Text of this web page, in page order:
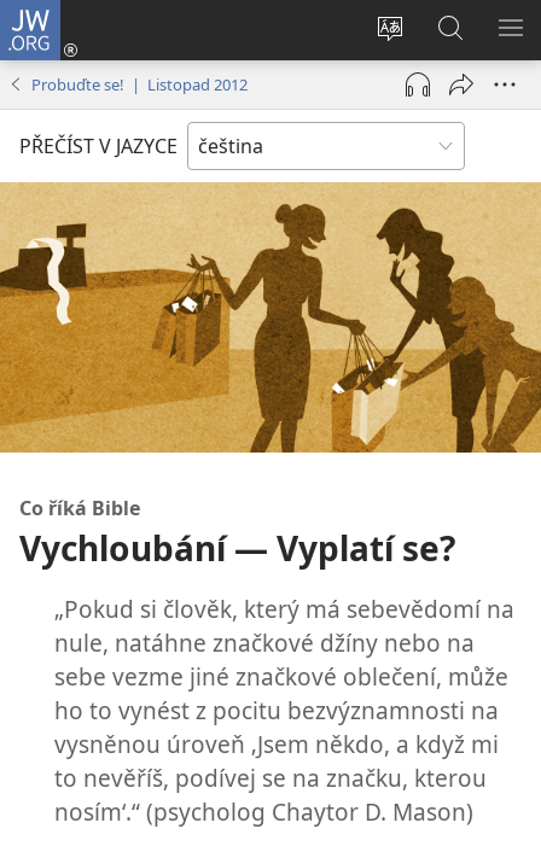
JW.ORG
Změnit
jazyk
stránek
Přihlásit
se
(otevřeno
okno)
Hledat
na
JW.ORG
Probuďte se! | Listopad 2012
PŘEČÍST V JAZYCE
Co říká Bible
Vychloubání — Vyplatí se?
„Pokud si člověk, který má sebevědomí na
nule, natáhne značkové džíny nebo na
sebe vezme jiné značkové oblečení, může
ho to vynést z pocitu bezvýznamnosti na
vysněnou úroveň ‚Jsem někdo, a když mi
to nevěříš, podívej se na značku, kterou
nosím‘.“ (psycholog Chaytor D. Mason)